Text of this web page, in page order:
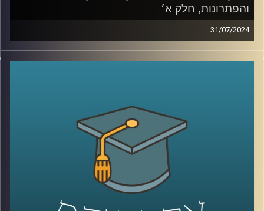
והפתרונות, חלק א׳
31/07/2024
בעשורים הקרובים צפויים שינויים רבים באקלים, דבר המהווה
אתגר לחקלאות ברחבי העולם
מאז המאה ה-18 ועד היום בני האדם ניסו להשתלט על הטבע
ובכך הבדיל את עצמינו מהציידים והלקטים של פעם.
התחלנו להשתמש בדישון , הדברה, הנדסה גנטית ועוד,
היום אנחנו יודעים שלא הצלחנו לנצח את הטבע. ומחקרים
מראים שדישון כימי פוגע בעמידות של הצמח, ובנו.
אז מה הפתרון? לחקלאות האקולוגית יש כמה תשובות
וכדי לדון בהן הצטרפה אלינו ד"ר קרני לוטן מרקוס מבית הספר
לקיימות באוניברסיטת רייכמן, חוקרת מערכות לגידול מזון